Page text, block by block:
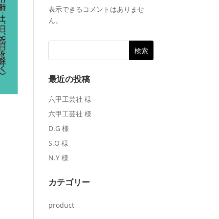
表示できるコメントはありませ
ん。
最近の投稿
六甲工芸社 様
六甲工芸社 様
D.G 様
S.O 様
N.Y 様
カテゴリー
product